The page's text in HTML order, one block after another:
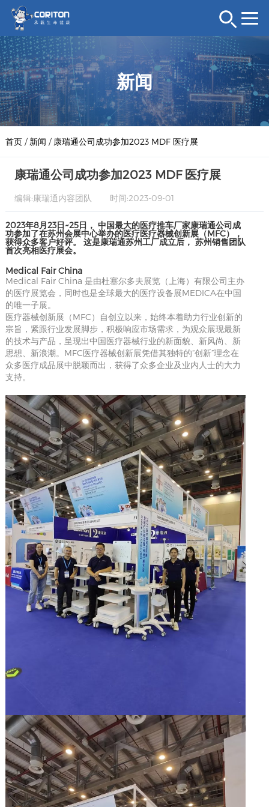
新闻
首页/ 新闻 / 康瑞通公司成功参加2023 MDF 医疗展
康瑞通公司成功参加2023 MDF 医疗展
编辑:康瑞通内容团队 时间:2023-09-01
2023年8月23日~25日， 中国最大的医疗推车厂家康瑞通公司成
功参加了在苏州会展中心举办的医疗医疗器械创新展（MFC），
获得众多客户好评。 这是康瑞通苏州工厂成立后， 苏州销售团队
首次亮相医疗展会。
Medical Fair China
Medical Fair China 是由杜塞尔多夫展览（上海）有限公司主办
的医疗展览会，同时也是全球最大的医疗设备展MEDICA在中国
的唯一子展。
医疗器械创新展（MFC）自创立以来，始终本着助力行业创新的
宗旨，紧跟行业发展脚步，积极响应市场需求，为观众展现最新
的技术与产品，呈现出中国医疗器械行业的新面貌、新风尚、新
思想、新浪潮。MFC医疗器械创新展凭借其独特的“创新”理念在
众多医疗成品展中脱颖而出，获得了众多企业及业内人士的大力
支持。